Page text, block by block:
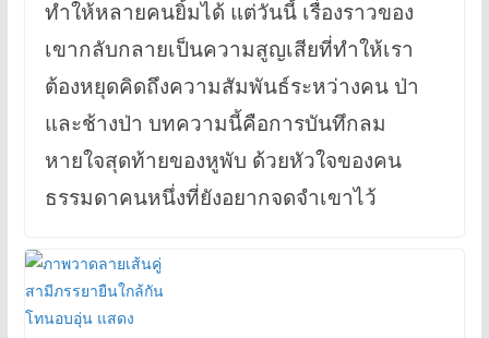
ทำให้หลายคนยิ้มได้ แต่วันนี้ เรื่องราวของ
เขากลับกลายเป็นความสูญเสียที่ทำให้เรา
ต้องหยุดคิดถึงความสัมพันธ์ระหว่างคน ป่า
และช้างป่า บทความนี้คือการบันทึกลม
หายใจสุดท้ายของหูพับ ด้วยหัวใจของคน
ธรรมดาคนหนึ่งที่ยังอยากจดจำเขาไว้